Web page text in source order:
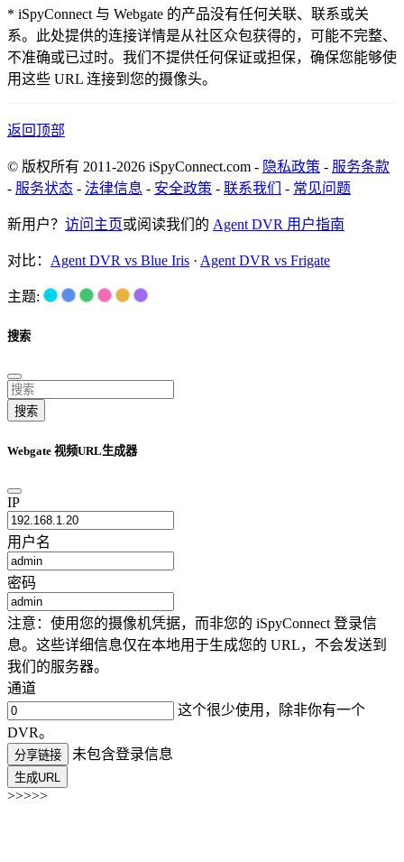
* iSpyConnect 与 Webgate 的产品没有任何关联、联系或关
系。此处提供的连接详情是从社区众包获得的，可能不完整、
不准确或已过时。我们不提供任何保证或担保，确保您能够使
用这些 URL 连接到您的摄像头。
返回顶部
© 版权所有 2011-2026 iSpyConnect.com - 隐私政策 - 服务条款
- 服务状态 - 法律信息 - 安全政策 - 联系我们 - 常见问题
新用户？ 访问主页或阅读我们的 Agent DVR 用户指南
对比： Agent DVR vs Blue Iris · Agent DVR vs Frigate
主题:
搜索
搜索
Webgate 视频URL生成器
IP
用户名
密码
注意：使用您的摄像机凭据，而非您的 iSpyConnect 登录信
息。这些详细信息仅在本地用于生成您的 URL，不会发送到
我们的服务器。
通道
这个很少使用，除非你有一个
DVR。
分享链接 未包含登录信息
生成URL
>>>>>